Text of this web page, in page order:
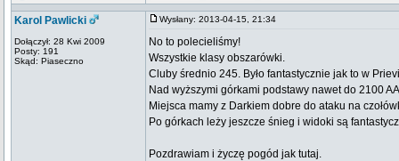
Karol Pawlicki
Dołączył: 28 Kwi 2009
Posty: 191
Skąd: Piaseczno
Wysłany: 2013-04-15, 21:34
No to polecieliśmy!
Wszystkie klasy obszarówki.
Cluby średnio 245. Było fantastycznie jak to w
Nad wyższymi górkami podstawy nawet do 2100
Miejsca mamy z Darkiem dobre do ataku na
Po górkach leży jeszcze śnieg i widoki są
Pozdrawiam i życzę pogód jak tutaj.